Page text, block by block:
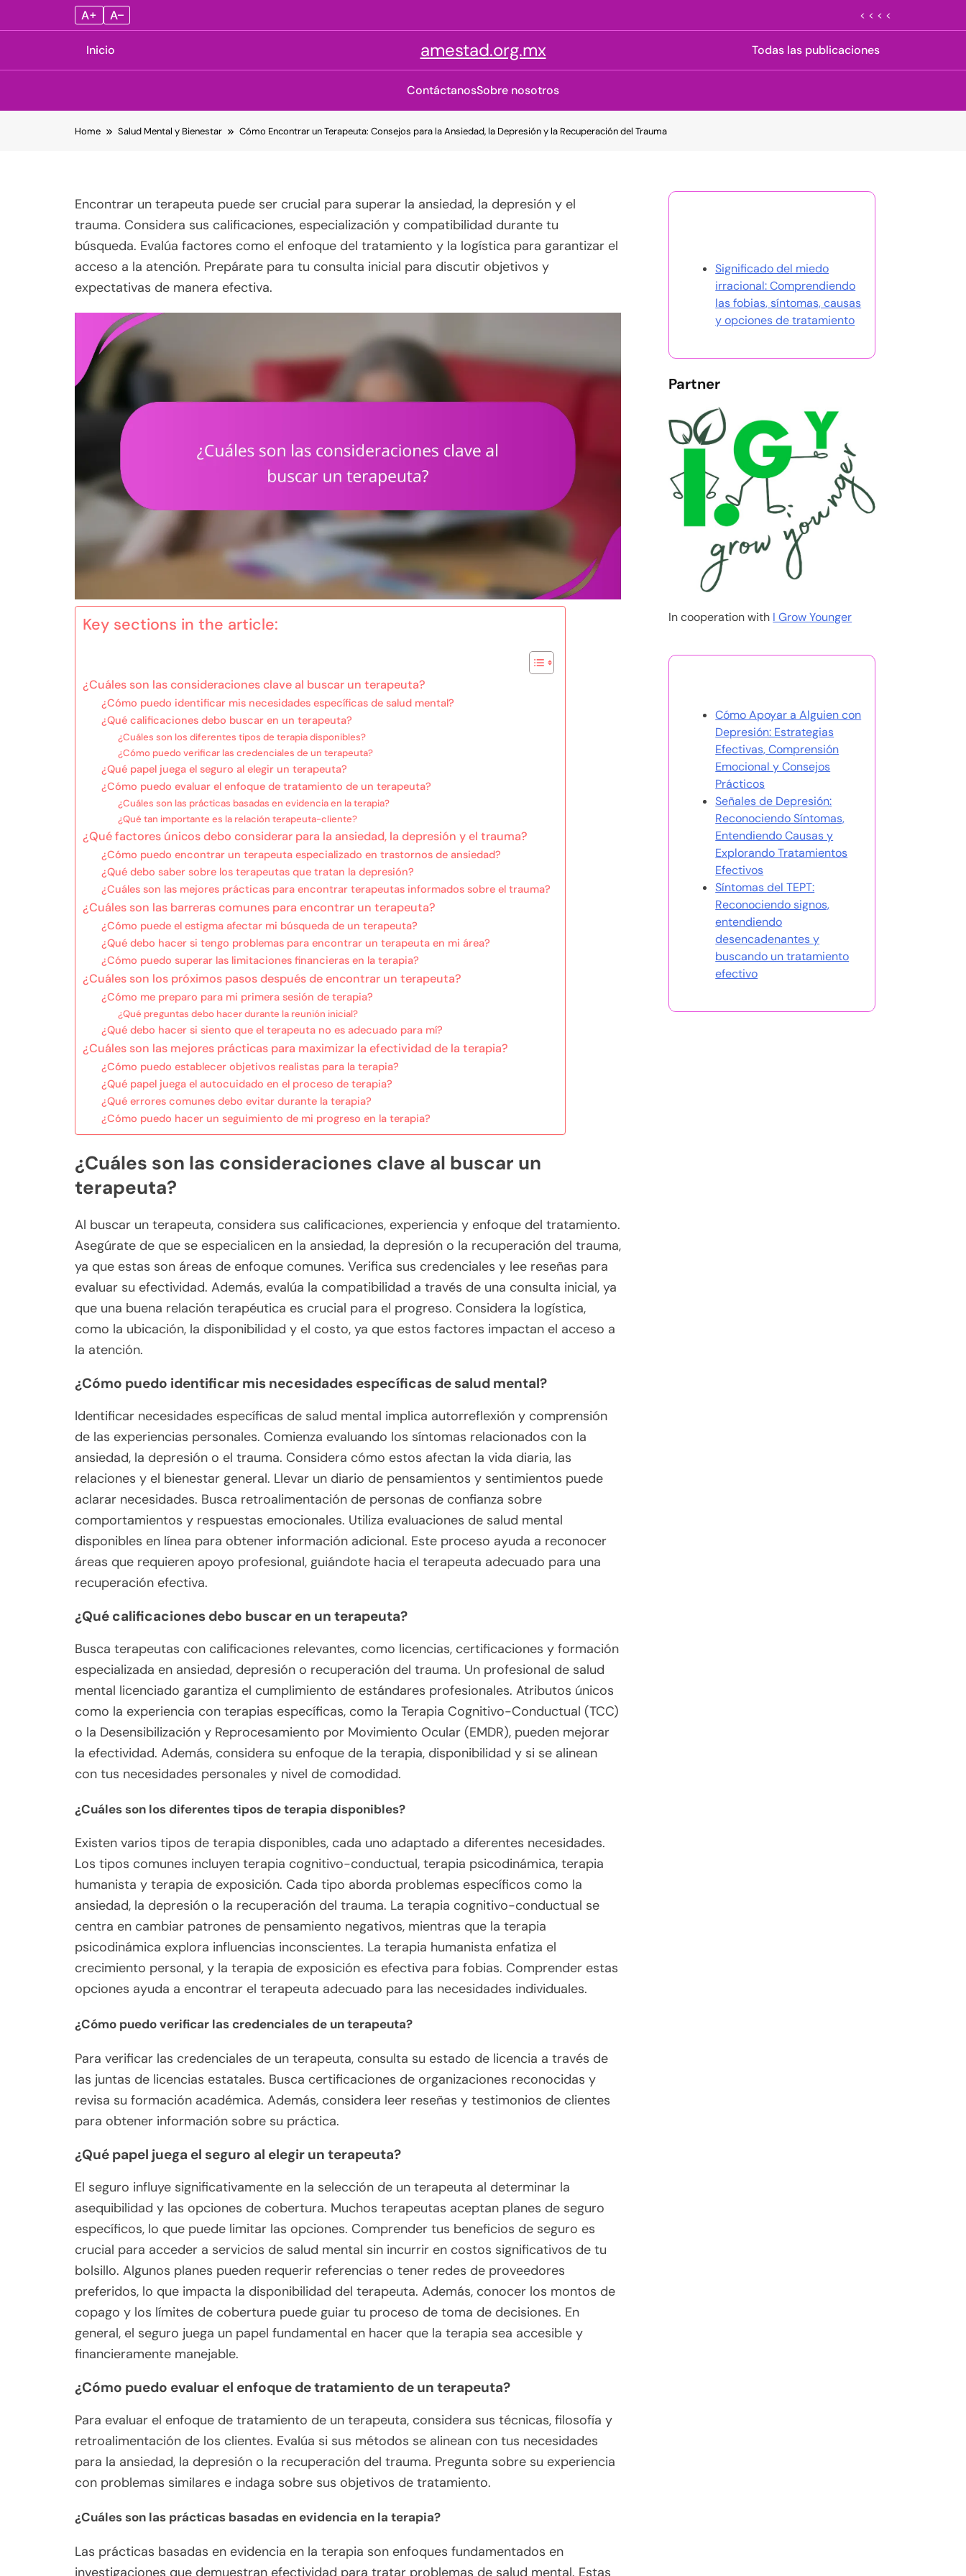
A+ A– < < < <
Inicio amestad.org.mx Todas las publicaciones
ContáctanosSobre nosotros
Home Salud Mental y Bienestar Cómo Encontrar un Terapeuta: Consejos para la Ansiedad, la Depresión y la Recuperación del Trauma
Encontrar un terapeuta puede ser crucial para superar la ansiedad, la depresión y el
trauma. Considera sus calificaciones, especialización y compatibilidad durante tu
búsqueda. Evalúa factores como el enfoque del tratamiento y la logística para garantizar el
acceso a la atención. Prepárate para tu consulta inicial para discutir objetivos y
expectativas de manera efectiva.
Key sections in the article:
¿Cuáles son las consideraciones clave al buscar un terapeuta?
¿Cómo puedo identificar mis necesidades específicas de salud mental?
¿Qué calificaciones debo buscar en un terapeuta?
¿Cuáles son los diferentes tipos de terapia disponibles?
¿Cómo puedo verificar las credenciales de un terapeuta?
¿Qué papel juega el seguro al elegir un terapeuta?
¿Cómo puedo evaluar el enfoque de tratamiento de un terapeuta?
¿Cuáles son las prácticas basadas en evidencia en la terapia?
¿Qué tan importante es la relación terapeuta-cliente?
¿Qué factores únicos debo considerar para la ansiedad, la depresión y el trauma?
¿Cómo puedo encontrar un terapeuta especializado en trastornos de ansiedad?
¿Qué debo saber sobre los terapeutas que tratan la depresión?
¿Cuáles son las mejores prácticas para encontrar terapeutas informados sobre el trauma?
¿Cuáles son las barreras comunes para encontrar un terapeuta?
¿Cómo puede el estigma afectar mi búsqueda de un terapeuta?
¿Qué debo hacer si tengo problemas para encontrar un terapeuta en mi área?
¿Cómo puedo superar las limitaciones financieras en la terapia?
¿Cuáles son los próximos pasos después de encontrar un terapeuta?
¿Cómo me preparo para mi primera sesión de terapia?
¿Qué preguntas debo hacer durante la reunión inicial?
¿Qué debo hacer si siento que el terapeuta no es adecuado para mí?
¿Cuáles son las mejores prácticas para maximizar la efectividad de la terapia?
¿Cómo puedo establecer objetivos realistas para la terapia?
¿Qué papel juega el autocuidado en el proceso de terapia?
¿Qué errores comunes debo evitar durante la terapia?
¿Cómo puedo hacer un seguimiento de mi progreso en la terapia?
¿Cuáles son las consideraciones clave al buscar un
terapeuta?
Al buscar un terapeuta, considera sus calificaciones, experiencia y enfoque del tratamiento.
Asegúrate de que se especialicen en la ansiedad, la depresión o la recuperación del trauma,
ya que estas son áreas de enfoque comunes. Verifica sus credenciales y lee reseñas para
evaluar su efectividad. Además, evalúa la compatibilidad a través de una consulta inicial, ya
que una buena relación terapéutica es crucial para el progreso. Considera la logística,
como la ubicación, la disponibilidad y el costo, ya que estos factores impactan el acceso a
la atención.
¿Cómo puedo identificar mis necesidades específicas de salud mental?
Identificar necesidades específicas de salud mental implica autorreflexión y comprensión
de las experiencias personales. Comienza evaluando los síntomas relacionados con la
ansiedad, la depresión o el trauma. Considera cómo estos afectan la vida diaria, las
relaciones y el bienestar general. Llevar un diario de pensamientos y sentimientos puede
aclarar necesidades. Busca retroalimentación de personas de confianza sobre
comportamientos y respuestas emocionales. Utiliza evaluaciones de salud mental
disponibles en línea para obtener información adicional. Este proceso ayuda a reconocer
áreas que requieren apoyo profesional, guiándote hacia el terapeuta adecuado para una
recuperación efectiva.
¿Qué calificaciones debo buscar en un terapeuta?
Busca terapeutas con calificaciones relevantes, como licencias, certificaciones y formación
especializada en ansiedad, depresión o recuperación del trauma. Un profesional de salud
mental licenciado garantiza el cumplimiento de estándares profesionales. Atributos únicos
como la experiencia con terapias específicas, como la Terapia Cognitivo-Conductual (TCC)
o la Desensibilización y Reprocesamiento por Movimiento Ocular (EMDR), pueden mejorar
la efectividad. Además, considera su enfoque de la terapia, disponibilidad y si se alinean
con tus necesidades personales y nivel de comodidad.
¿Cuáles son los diferentes tipos de terapia disponibles?
Existen varios tipos de terapia disponibles, cada uno adaptado a diferentes necesidades.
Los tipos comunes incluyen terapia cognitivo-conductual, terapia psicodinámica, terapia
humanista y terapia de exposición. Cada tipo aborda problemas específicos como la
ansiedad, la depresión o la recuperación del trauma. La terapia cognitivo-conductual se
centra en cambiar patrones de pensamiento negativos, mientras que la terapia
psicodinámica explora influencias inconscientes. La terapia humanista enfatiza el
crecimiento personal, y la terapia de exposición es efectiva para fobias. Comprender estas
opciones ayuda a encontrar el terapeuta adecuado para las necesidades individuales.
¿Cómo puedo verificar las credenciales de un terapeuta?
Para verificar las credenciales de un terapeuta, consulta su estado de licencia a través de
las juntas de licencias estatales. Busca certificaciones de organizaciones reconocidas y
revisa su formación académica. Además, considera leer reseñas y testimonios de clientes
para obtener información sobre su práctica.
¿Qué papel juega el seguro al elegir un terapeuta?
El seguro influye significativamente en la selección de un terapeuta al determinar la
asequibilidad y las opciones de cobertura. Muchos terapeutas aceptan planes de seguro
específicos, lo que puede limitar las opciones. Comprender tus beneficios de seguro es
crucial para acceder a servicios de salud mental sin incurrir en costos significativos de tu
bolsillo. Algunos planes pueden requerir referencias o tener redes de proveedores
preferidos, lo que impacta la disponibilidad del terapeuta. Además, conocer los montos de
copago y los límites de cobertura puede guiar tu proceso de toma de decisiones. En
general, el seguro juega un papel fundamental en hacer que la terapia sea accesible y
financieramente manejable.
¿Cómo puedo evaluar el enfoque de tratamiento de un terapeuta?
Para evaluar el enfoque de tratamiento de un terapeuta, considera sus técnicas, filosofía y
retroalimentación de los clientes. Evalúa si sus métodos se alinean con tus necesidades
para la ansiedad, la depresión o la recuperación del trauma. Pregunta sobre su experiencia
con problemas similares e indaga sobre sus objetivos de tratamiento.
¿Cuáles son las prácticas basadas en evidencia en la terapia?
Las prácticas basadas en evidencia en la terapia son enfoques fundamentados en
investigaciones que demuestran efectividad para tratar problemas de salud mental. Estas
Significado del miedo
irracional: Comprendiendo
las fobias, síntomas, causas
y opciones de tratamiento
Partner
In cooperation with I Grow Younger
Cómo Apoyar a Alguien con
Depresión: Estrategias
Efectivas, Comprensión
Emocional y Consejos
Prácticos
Señales de Depresión:
Reconociendo Síntomas,
Entendiendo Causas y
Explorando Tratamientos
Efectivos
Síntomas del TEPT:
Reconociendo signos,
entendiendo
desencadenantes y
buscando un tratamiento
efectivo